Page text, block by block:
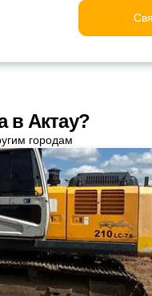
в Актау?
городам